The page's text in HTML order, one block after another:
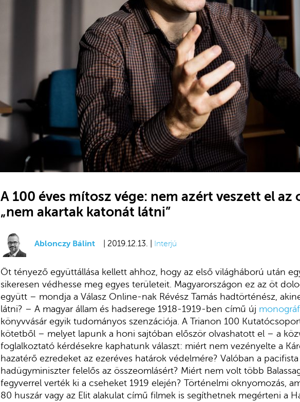
A 100 éves mítosz vége: nem azért veszett el az
„nem akartak katonát látni”
Ablonczy Bálint | 2019.12.13. | Interjú
Öt tényező együttállása kellett ahhoz, hogy az első világháború után
sikeresen védhesse meg egyes területeit. Magyarországon ez az öt
együtt – mondja a Válasz Online-nak Révész Tamás hadtörténész,
látni? – A magyar állam és hadserege 1918-1919-ben című új
könyvvásár egyik tudományos szenzációja. A Trianon 100
kötetből – melyet lapunk a honi sajtóban először olvashatott el – a
foglalkoztató kérdésekre kaphatunk választ: miért nem vezényelte a
hazatérő ezredeket az ezeréves határok védelmére? Valóban a
hadügyminiszter felelős az összeomlásért? Miért nem volt több
fegyverrel verték ki a cseheket 1919 elején? Történelmi oknyomozás,
80 huszár vagy az Elit alakulat című filmek is segíthetnek megérteni a